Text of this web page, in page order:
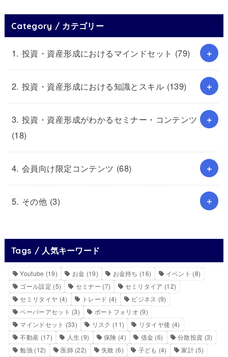
Category / カテゴリー
1. 投資・資産形成におけるマインドセット (79)
2. 投資・資産形成における知識とスキル (139)
3. 投資・資産形成がわかるセミナー・コンテンツ
(18)
4. 会員向け限定コンテンツ (68)
5. その他 (3)
Tags / 人気キーワード
Youtube (19) お金 (19) お金持ち (16) イベント (8)
ゴール設定 (5) セミナー (7) セミリタイア (12)
セミリタイヤ (4) トレード (4) ビジネス (9)
ペーパーアセット (3) ポートフォリオ (9)
マインドセット (33) リスク (11) リタイヤ後 (4)
不動産 (17) 人生 (9) 保険 (4) 借金 (6) 分散投資 (3)
勉強 (12) 医師(22) 失敗 (6) 子ども (4) 家計(5)